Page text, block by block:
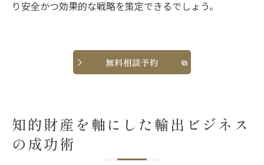
り安全かつ効果的な戦略を策定できるでしょう。
無料相談予約
知的財産を軸にした輸出ビジネス
の成功術